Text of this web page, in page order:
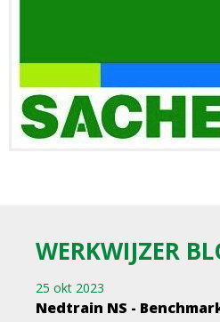
WERKWIJZER
25 okt 2023
Nedtrain NS -